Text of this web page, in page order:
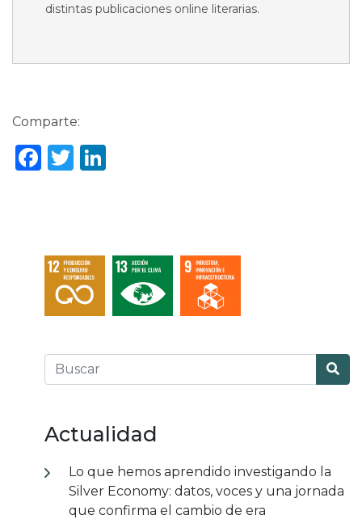
distintas publicaciones online literarias.
Comparte:
Facebook
Twitter
Actualidad
Lo que hemos aprendido investigando la
Silver Economy: datos, voces y una jornada
que confirma el cambio de era